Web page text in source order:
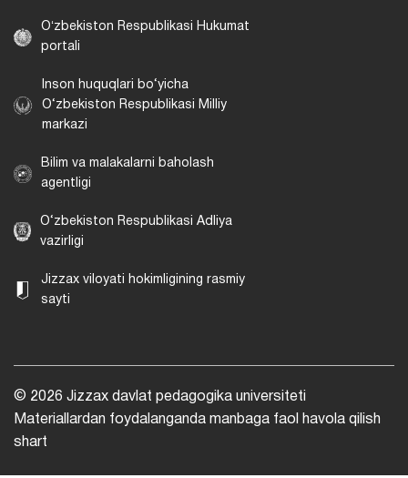
Oʻzbekiston Respublikasi Hukumat
portali
Inson huquqlari bo‘yicha
O‘zbekiston Respublikasi Milliy
markazi
Bilim va malakalarni baholash
agentligi
O‘zbekiston Respublikasi Adliya
vazirligi
Jizzax viloyati hokimligining rasmiy
sayti
© 2026 Jizzax davlat pedagogika universiteti
Materiallardan foydalanganda manbaga faol havola qilish
shart